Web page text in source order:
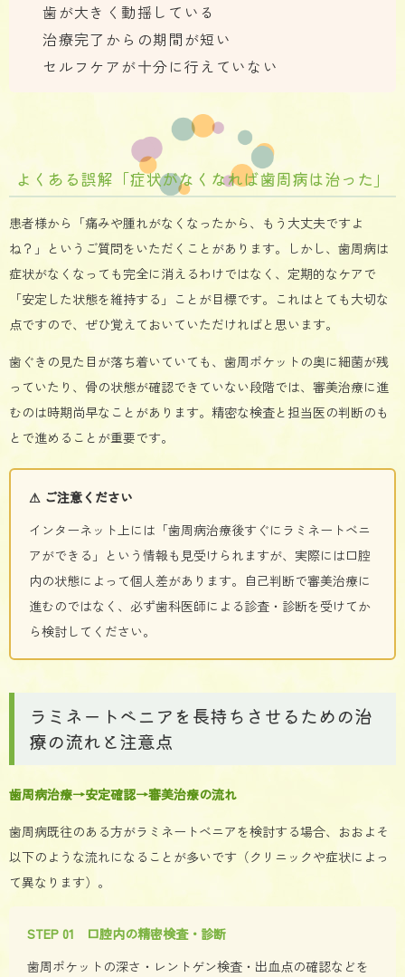
歯が大きく動揺している
治療完了からの期間が短い
セルフケアが十分に行えていない
よくある誤解「症状がなくなれば歯周病は治った」
患者様から「痛みや腫れがなくなったから、もう大丈夫ですよ
ね？」というご質問をいただくことがあります。しかし、歯周病は
症状がなくなっても完全に消えるわけではなく、定期的なケアで
「安定した状態を維持する」ことが目標です。これはとても大切な
点ですので、ぜひ覚えておいていただければと思います。
歯ぐきの見た目が落ち着いていても、歯周ポケットの奥に細菌が残
っていたり、骨の状態が確認できていない段階では、審美治療に進
むのは時期尚早なことがあります。精密な検査と担当医の判断のも
とで進めることが重要です。
⚠ ご注意ください
インターネット上には「歯周病治療後すぐにラミネートベニ
アができる」という情報も見受けられますが、実際には口腔
内の状態によって個人差があります。自己判断で審美治療に
進むのではなく、必ず歯科医師による診査・診断を受けてか
ら検討してください。
ラミネートベニアを長持ちさせるための治
療の流れと注意点
歯周病治療→安定確認→審美治療の流れ
歯周病既往のある方がラミネートベニアを検討する場合、おおよそ
以下のような流れになることが多いです（クリニックや症状によっ
て異なります）。
STEP 01 口腔内の精密検査・診断
歯周ポケットの深さ・レントゲン検査・出血点の確認などを